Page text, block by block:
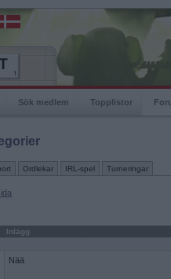
Sök medlem Topplistor
Ordlekar IRL-spel Turneringar
Inlägg
Nää